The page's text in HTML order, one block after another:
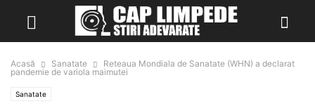
Acasă Sanatate
Reteaua Mondiala de Sanatate (WHN) a declarat
pandemie de variola maimutei
Sanatate